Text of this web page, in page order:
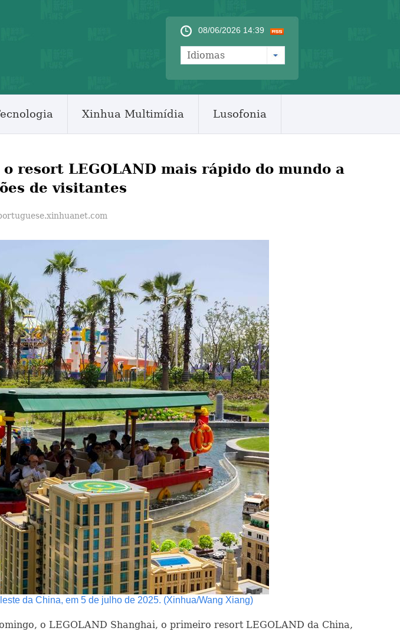
08/06/2026 14:39
Idiomas
Xinhua Multimídia Lusofonia
resort LEGOLAND mais rápido do mundo a
de visitantes
da China, em 5 de julho de 2025. (Xinhua/Wang Xiang)
o LEGOLAND Shanghai, o primeiro resort LEGOLAND da China,